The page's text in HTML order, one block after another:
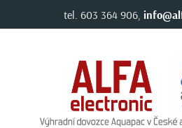
tel. 603 364 906,